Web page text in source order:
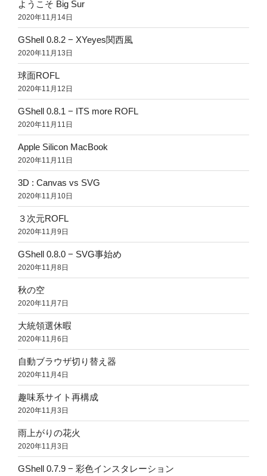
ようこそ Big Sur
2020年11月14日
GShell 0.8.2 − XYeyes関西風
2020年11月13日
球面ROFL
2020年11月12日
GShell 0.8.1 − ITS more ROFL
2020年11月11日
Apple Silicon MacBook
2020年11月11日
3D : Canvas vs SVG
2020年11月10日
３次元ROFL
2020年11月9日
GShell 0.8.0 − SVG事始め
2020年11月8日
秋の空
2020年11月7日
大統領選休暇
2020年11月6日
自動ブラウザ切り替え器
2020年11月4日
趣味系サイト再構成
2020年11月3日
雨上がりの花火
2020年11月3日
GShell 0.7.9 − 彩色インスタレーション